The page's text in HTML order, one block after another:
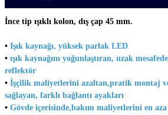
İnce tip ışıklı kolon, dış çap 45 mm.
• Işık kaynağı, yüksek parlak LED
• ışık kaynağını yoğunlaştıran, uzak
reflektör
• İşçilik maliyetlerini azaltan,pratik montaj
sağlayan, farklı bağlantı ayakları
• Gövde içerisinde,bakım maliyetlerini en